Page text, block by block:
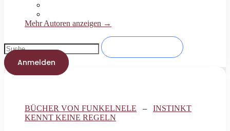
Mehr Autoren anzeigen →
Anmelden
BÜCHER VON FUNKELNELE – INSTINKT
KENNT KEINE REGELN